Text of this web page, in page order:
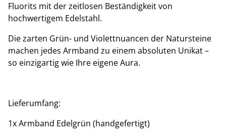
Fluorits mit der zeitlosen Beständigkeit von
hochwertigem Edelstahl.
Die zarten Grün- und Violettnuancen der Natursteine
machen jedes Armband zu einem absoluten Unikat –
so einzigartig wie Ihre eigene Aura.
Lieferumfang:
​1x Armband Edelgrün (handgefertigt)